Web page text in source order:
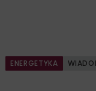
ENERGETYKA